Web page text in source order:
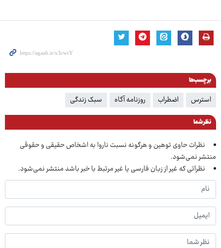
برچسب‌ها
استرس اضطراب روزنامه آگاه سبک زندگی
نظر شما
نظرات حاوی توهین و هرگونه نسبت ناروا به اشخاص حقیقی و حقوقی
منتشر نمی‌شود.
نظراتی که غیر از زبان فارسی یا غیر مرتبط با خبر باشد منتشر نمی‌شود.